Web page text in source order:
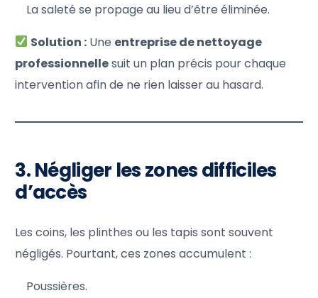
La saleté se propage au lieu d’être éliminée.
Solution : Une entreprise de nettoyage
professionnellesuit un plan précis pour chaque
intervention afin de ne rien laisser au hasard.
3. Négliger les zones difficiles
d’accès
Les coins, les plinthes ou les tapis sont souvent
négligés. Pourtant, ces zones accumulent :
Poussières.